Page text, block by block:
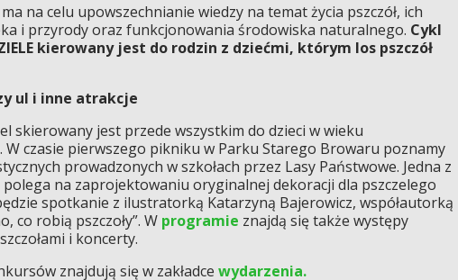
na celu upowszechnianie wiedzy na temat życia pszczół, ich
i przyrody oraz funkcjonowania środowiska naturalnego. Cykl
kierowany jest do rodzin z dziećmi, którym los pszczół
ul i inne atrakcje
skierowany jest przede wszystkim do dzieci w wieku
W czasie pierwszego pikniku w Parku Starego Browaru poznamy
prowadzonych w szkołach przez Lasy Państwowe. Jedna z
polega na zaprojektowaniu oryginalnej dekoracji dla pszczelego
spotkanie z ilustratorką Katarzyną Bajerowicz, współautorką
co robią pszczoły”. W programie znajdą się także występy
i koncerty.
znajdują się w zakładce wydarzenia.